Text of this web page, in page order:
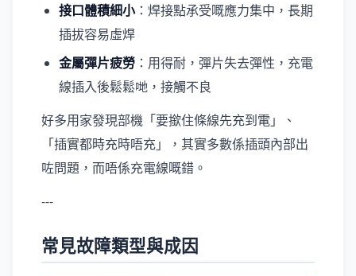
接口體積細小：焊接點承受嘅應力集中，長期
插拔容易虛焊
金屬彈片疲勞 ：用得耐，彈片失去彈性，充電
線插入後鬆鬆哋，接觸不良
好多用家發現部機「要撳住條線先充到電」、
「插實都時充時唔充」，其實多數係插頭內部出
咗問題，而唔係充電線嘅錯。
---
常見故障類型與成因